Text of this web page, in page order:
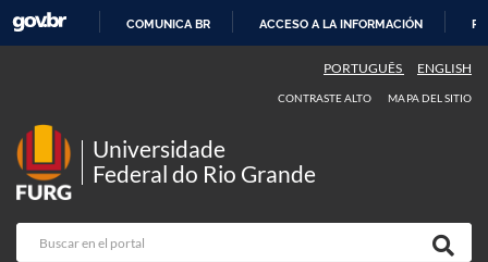
CONTENIDO
COMUNICA BR ACCESO A LA INFORMACIÓN
PORTUGUÊS ENGLISH
CONTRASTE ALTO MAPA DEL SITIO
Universidade
Federal do Rio Grande